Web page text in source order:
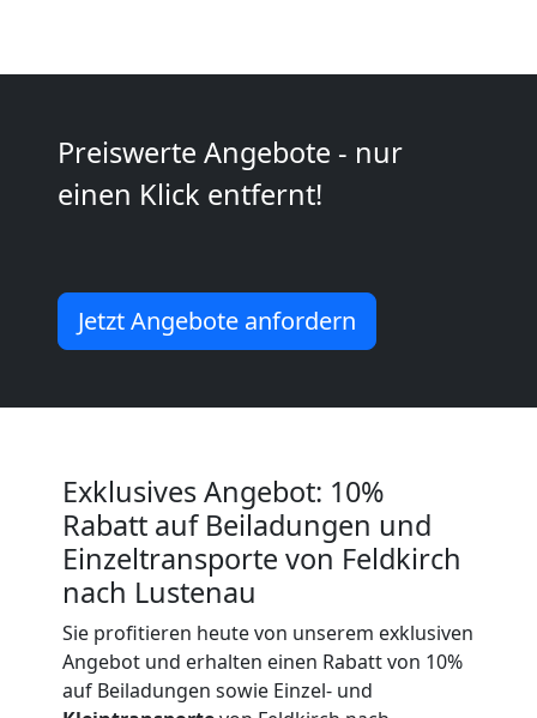
Preiswerte Angebote - nur
einen Klick entfernt!
Jetzt Angebote anfordern
Exklusives Angebot: 10%
Rabatt auf Beiladungen und
Einzeltransporte von Feldkirch
nach Lustenau
Sie profitieren heute von unserem exklusiven
Angebot und erhalten einen Rabatt von 10%
auf Beiladungen sowie Einzel- und
Möbeltransport
Beiladung
National
Beiladung
International
Internationaler